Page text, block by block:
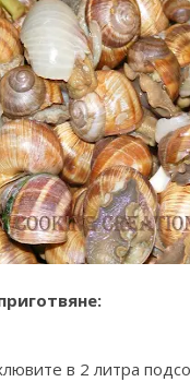
в 2 литра